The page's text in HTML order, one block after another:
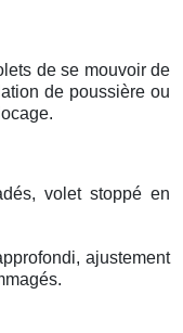
de se mouvoir de
de poussière ou
volet stoppé en
ajustement